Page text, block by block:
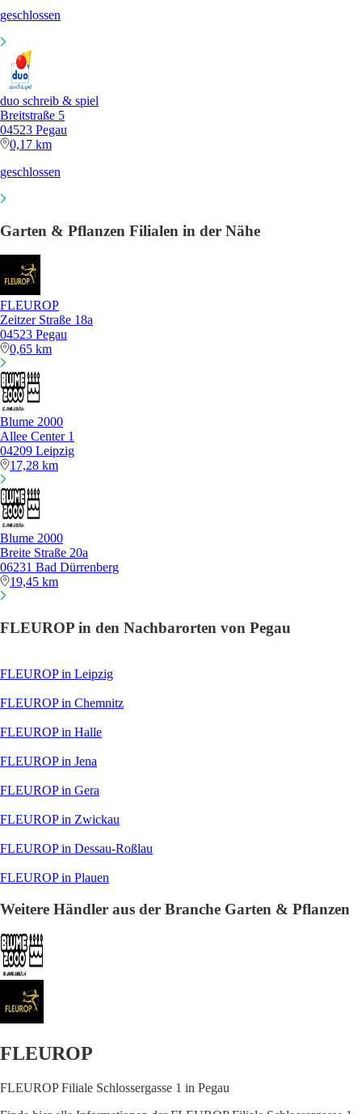
geschlossen
duo schreib & spiel
Breitstraße 5
04523 Pegau
0,17 km
geschlossen
Garten & Pflanzen Filialen in der Nähe
FLEUROP
Zeitzer Straße 18a
04523 Pegau
0,65 km
Blume 2000
Allee Center 1
04209 Leipzig
17,28 km
Blume 2000
Breite Straße 20a
06231 Bad Dürrenberg
19,45 km
FLEUROP in den Nachbarorten von Pegau
FLEUROP in Leipzig
FLEUROP in Chemnitz
FLEUROP in Halle
FLEUROP in Jena
FLEUROP in Gera
FLEUROP in Zwickau
FLEUROP in Dessau-Roßlau
FLEUROP in Plauen
Weitere Händler aus der Branche Garten & Pflanzen
FLEUROP
FLEUROP Filiale Schlossergasse 1 in Pegau